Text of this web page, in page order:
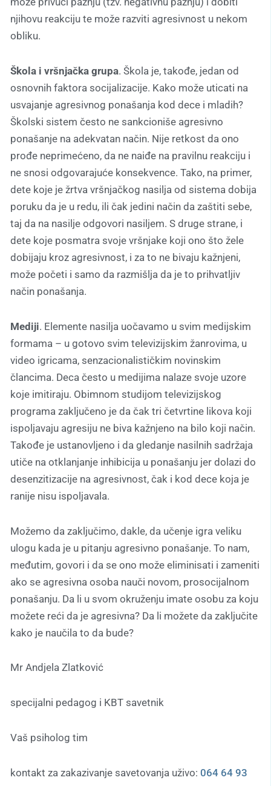
njihovu reakciju te može razviti agresivnost u nekom
obliku.
Škola i vršnjačka grupa. Škola je, takođe, jedan od
osnovnih faktora socijalizacije. Kako može uticati na
usvajanje agresivnog ponašanja kod dece i mladih?
Školski sistem često ne sankcioniše agresivno
ponašanje na adekvatan način. Nije retkost da ono
prođe neprimećeno, da ne naiđe na pravilnu reakciju i
ne snosi odgovarajuće konsekvence. Tako, na primer,
dete koje je žrtva vršnjačkog nasilja od sistema dobija
poruku da je u redu, ili čak jedini način da zaštiti sebe,
taj da na nasilje odgovori nasiljem. S druge strane, i
dete koje posmatra svoje vršnjake koji ono što žele
dobijaju kroz agresivnost, i za to ne bivaju kažnjeni,
može početi i samo da razmišlja da je to prihvatljiv
način ponašanja.
Mediji. Elemente nasilja uočavamo u svim medijskim
formama – u gotovo svim televizijskim žanrovima, u
video igricama, senzacionalističkim novinskim
člancima. Deca često u medijima nalaze svoje uzore
koje imitiraju. Obimnom studijom televizijskog
programa zaključeno je da čak tri četvrtine likova koji
ispoljavaju agresiju ne biva kažnjeno na bilo koji način.
Takođe je ustanovljeno i da gledanje nasilnih sadržaja
utiče na otklanjanje inhibicija u ponašanju jer dolazi do
desenzitizacije na agresivnost, čak i kod dece koja je
ranije nisu ispoljavala.
Možemo da zaključimo, dakle, da učenje igra veliku
ulogu kada je u pitanju agresivno ponašanje. To nam,
međutim, govori i da se ono može eliminisati i zameniti
ako se agresivna osoba nauči novom, prosocijalnom
ponašanju. Da li u svom okruženju imate osobu za koju
možete reći da je agresivna? Da li možete da zaključite
kako je naučila to da bude?
Mr Andjela Zlatković
specijalni pedagog i KBT savetnik
Vaš psiholog tim
kontakt za zakazivanje savetovanja uživo: 064 64 93